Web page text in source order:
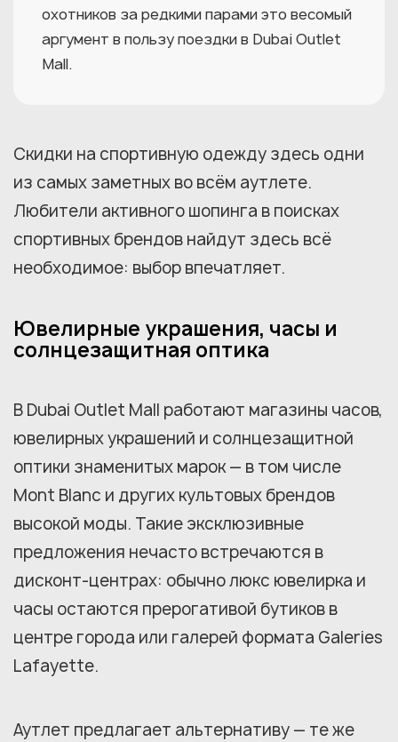
охотников за редкими парами это весомый
аргумент в пользу поездки в Dubai Outlet
Mall.
Скидки на спортивную одежду здесь одни
из самых заметных во всём аутлете.
Любители активного шопинга в поисках
спортивных брендов найдут здесь всё
необходимое: выбор впечатляет.
Ювелирные украшения, часы и
солнцезащитная оптика
В Dubai Outlet Mall работают магазины часов,
ювелирных украшений и солнцезащитной
оптики знаменитых марок — в том числе
Mont Blanc и других культовых брендов
высокой моды. Такие эксклюзивные
предложения нечасто встречаются в
дисконт-центрах: обычно люкс ювелирка и
часы остаются прерогативой бутиков в
центре города или галерей формата Galeries
Lafayette.
Аутлет предлагает альтернативу — те же